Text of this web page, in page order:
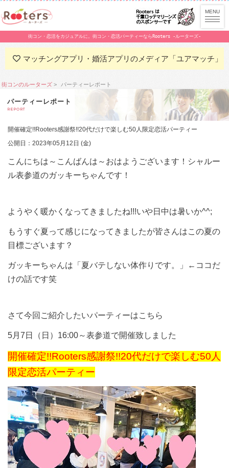
街コン・恋活をカジュアルに。街コン・恋活パーティーならRooters -ルーターズ-
マッチングアプリ・婚活アプリのメディア「ユアマッチ」
街コンのルーターズ パーティーレポート
パーティーレポート
REPORT
開催確定!!Rooters感謝祭!!20代だけで楽しむ50人限定恋活パーティー
公開日：2023年05月12日 (金)
こんにちは～こんばんは～おはようございます！シャルー
ル表参道のガッキーちゃんです！
ようやく暖かくなってきましたね!!!いや日中は暑いか^^;
もうすぐ夏って感じになってきましたが皆さんはこの夏の
目標ございます？
ガッキーちゃんは「夏バテしない体作りです。」←ココだ
けの話です笑
さて今回ご紹介したいパーティーはこちら
5月7日（日）16:00～表参道で開催致しました
開催確定!!Rooters感謝祭!!20代だけで楽しむ50人
限定恋活パーティー